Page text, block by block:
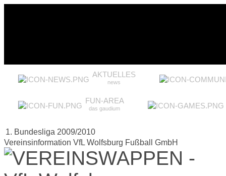
AKTUELLES
news
FUN-AREA
das gaudium
1. Bundesliga 2009/2010
Vereinsinformation VfL Wolfsburg Fußball GmbH